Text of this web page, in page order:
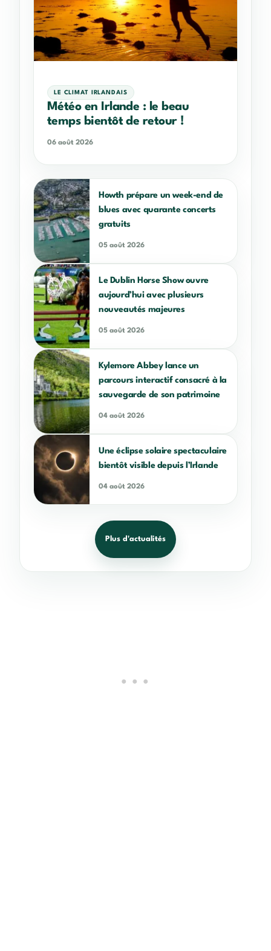
LE CLIMAT IRLANDAIS
Météo en Irlande : le beau
temps bientôt de retour !
06 août 2026
Howth prépare un week-end de
blues avec quarante concerts
gratuits
05 août 2026
Le Dublin Horse Show ouvre
aujourd’hui avec plusieurs
nouveautés majeures
05 août 2026
Kylemore Abbey lance un
parcours interactif consacré à la
sauvegarde de son patrimoine
04 août 2026
Une éclipse solaire spectaculaire
bientôt visible depuis l’Irlande
04 août 2026
Plus d'actualités